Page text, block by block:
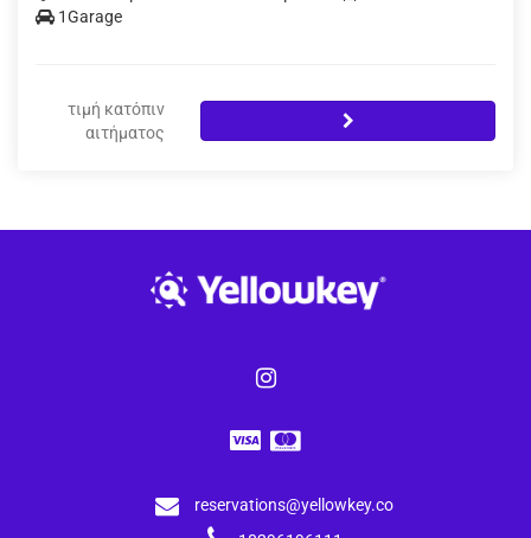
1Garage
τιμή κατόπιν
αιτήματος
reservations@yellowkey.co